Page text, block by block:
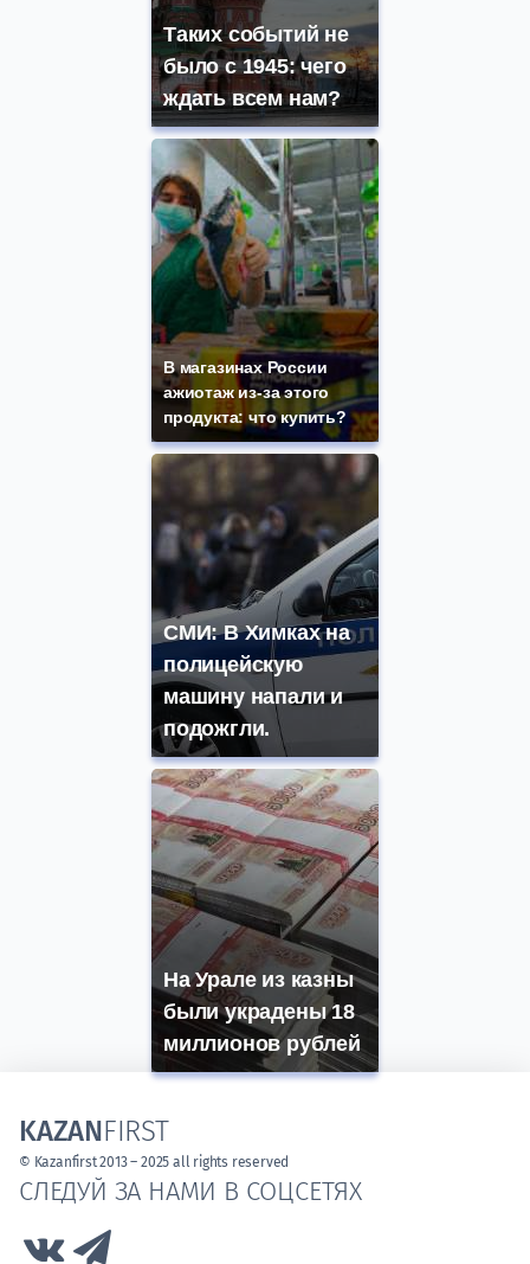
Таких событий не
было с 1945: чего
ждать всем нам?
В магазинах России
ажиотаж из-за этого
продукта: что купить?
СМИ: В Химках на
полицейскую
машину напали и
подожгли.
На Урале из казны
были украдены 18
миллионов рублей
СЛЕДУЙ ЗА НАМИ В СОЦСЕТЯХ
Link to Vk
KAZANFIRST
© Kazanfirst 2013 – 2025 all rights reserved